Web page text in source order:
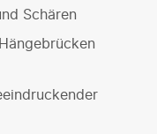
Schären